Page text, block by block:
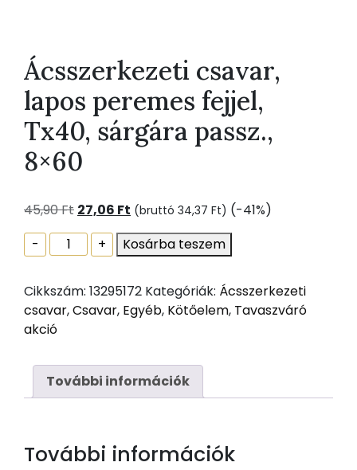
Ácsszerkezeti csavar,
lapos peremes fejjel,
Tx40, sárgára passz.,
8×60
45,90Ft Original
price
was:
27,06 Ft Current
price
is:
(bruttó 34,37 Ft) (-41%)
-
Ácsszerkezeti
csavar,
peremes
fejjel,
Tx40,
passz.,
8x60
+ Kosárba teszem
Cikkszám: 13295172 Kategóriák: Ácsszerkezeti
csavar,Csavar, Egyéb, Kötőelem, Tavaszváró
akció
További információk
További információk